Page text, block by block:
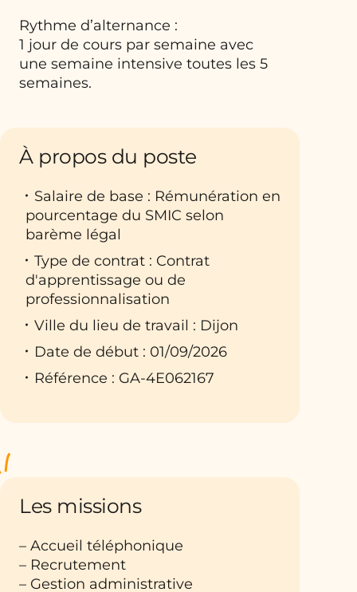
Rythme d’alternance :
1 jour de cours par semaine avec
une semaine intensive toutes les 5
semaines.
À propos du poste
Salaire de base : Rémunération en
pourcentage du SMIC selon
barème légal
Type de contrat : Contrat
d'apprentissage ou de
professionnalisation
Ville du lieu de travail : Dijon
Date de début : 01/09/2026
Référence : GA-4E062167
Les missions
– Accueil téléphonique
– Recrutement
– Gestion administrative